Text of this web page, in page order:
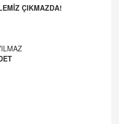
ORTAYA ÇIKARTTIĞI